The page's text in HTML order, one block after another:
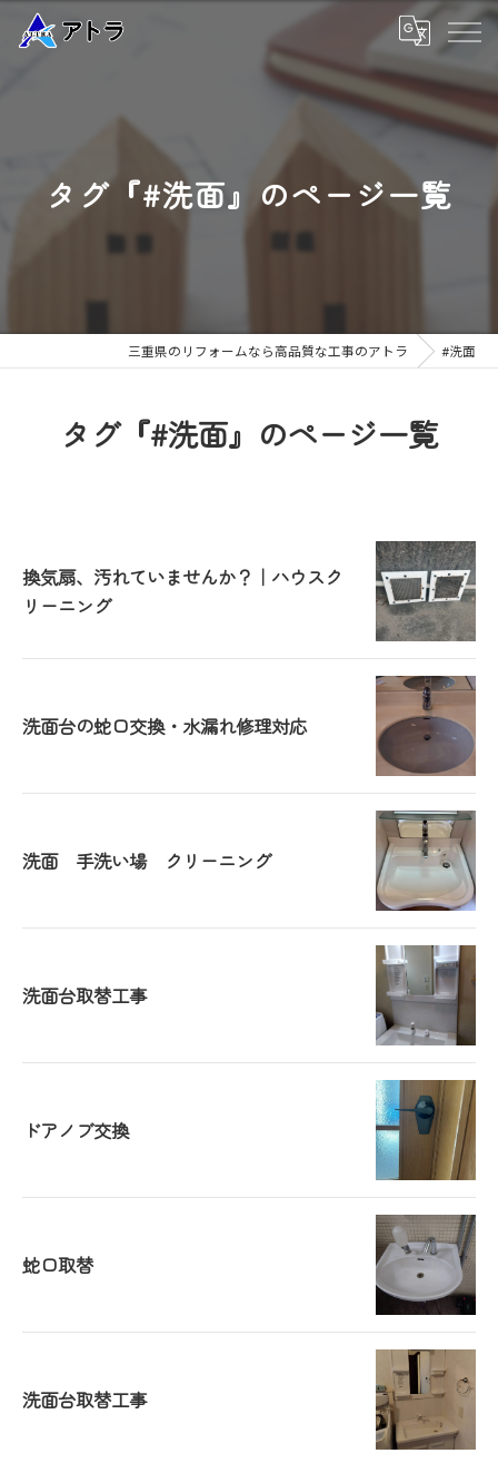
タグ『#洗面』のページ一覧
三重県のリフォームなら高品質な工事のアトラ #洗面
タグ『#洗面』のページ一覧
換気扇、汚れていませんか？｜ハウスク
リーニング
洗面台の蛇口交換・水漏れ修理対応
洗面 手洗い場 クリーニング
洗面台取替工事
ドアノブ交換
蛇口取替
洗面台取替工事